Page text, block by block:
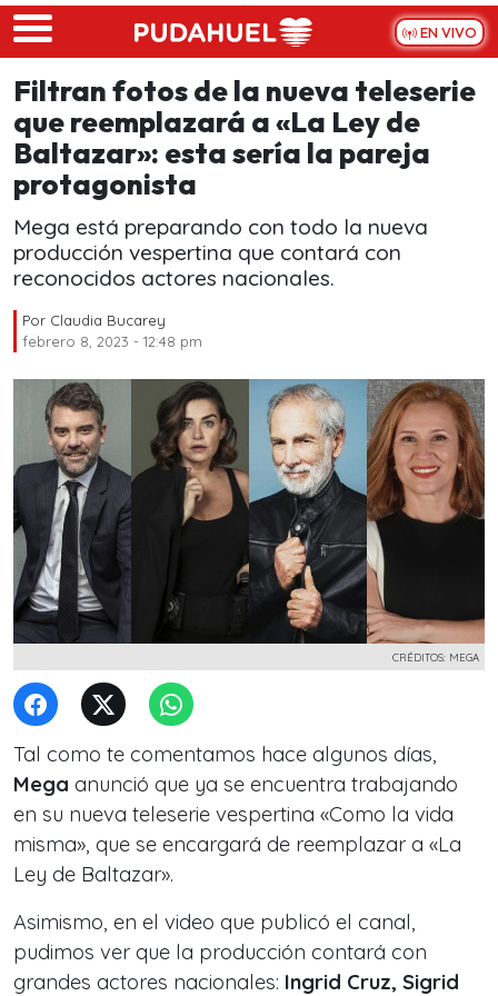
Skip to main content
EN VIVO
Filtran fotos de la nueva teleserie
que reemplazará a «La Ley de
Baltazar»: esta sería la pareja
protagonista
Mega está preparando con todo la nueva
producción vespertina que contará con
reconocidos actores nacionales.
Por Claudia Bucarey
febrero 8, 2023 - 12:48 pm
CRÉDITOS: MEGA
Tal como te comentamos hace algunos días,
Mega anunció que ya se encuentra trabajando
en su nueva teleserie vespertina «Como la vida
misma», que se encargará de reemplazar a «La
Ley de Baltazar».
Asimismo, en el video que publicó el canal,
pudimos ver que la producción contará con
grandes actores nacionales: Ingrid Cruz, Sigrid